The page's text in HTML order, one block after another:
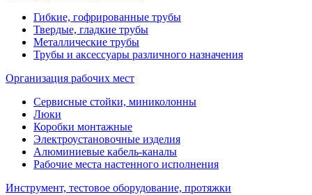
Гибкие, гофрированные трубы
Твердые, гладкие трубы
Металлические трубы
Трубы и аксессуары различного назначения
Организация рабочих мест
Сервисные стойки, миниколонны
Люки
Коробки монтажные
Электроустановочные изделия
Алюминиевые кабель-каналы
Рабочие места настенного исполнения
Инструмент, тестовое оборудование, протяжки